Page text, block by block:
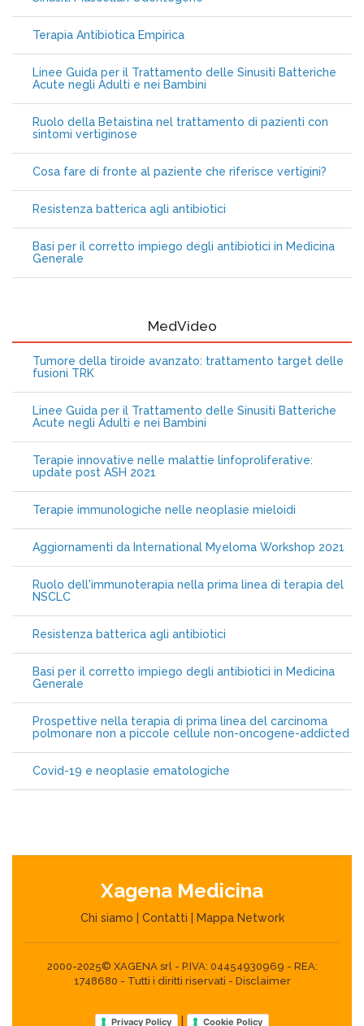
Terapia Antibiotica Empirica
Linee Guida per il Trattamento delle Sinusiti Batteriche
Acute negli Adulti e nei Bambini
Ruolo della Betaistina nel trattamento di pazienti con
sintomi vertiginose
Cosa fare di fronte al paziente che riferisce vertigini?
Resistenza batterica agli antibiotici
Basi per il corretto impiego degli antibiotici in Medicina
Generale
MedVideo
Tumore della tiroide avanzato: trattamento target delle
fusioni TRK
Linee Guida per il Trattamento delle Sinusiti Batteriche
Acute negli Adulti e nei Bambini
Terapie innovative nelle malattie linfoproliferative:
update post ASH 2021
Terapie immunologiche nelle neoplasie mieloidi
Aggiornamenti da International Myeloma Workshop 2021
Ruolo dell'immunoterapia nella prima linea di terapia del
NSCLC
Resistenza batterica agli antibiotici
Basi per il corretto impiego degli antibiotici in Medicina
Generale
Prospettive nella terapia di prima linea del carcinoma
polmonare non a piccole cellule non-oncogene-addicted
Covid-19 e neoplasie ematologiche
Xagena Medicina
Chi siamo Contatti Mappa Network
2000-2025© XAGENA srl - P.IVA: 04454930969 - REA:
1748680 - Tutti i diritti riservati - Disclaimer
Privacy Policy Cookie Policy